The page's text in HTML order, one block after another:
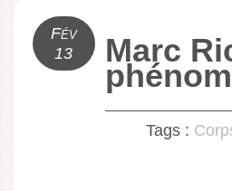
Fév
13
Marc
Tags :